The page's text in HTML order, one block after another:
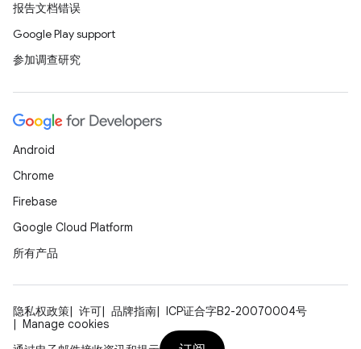
报告文档错误
Google Play support
参加调查研究
Android
Chrome
Firebase
Google Cloud Platform
所有产品
隐私权政策 许可 品牌指南
ICP证合字B2-20070004号
Manage cookies